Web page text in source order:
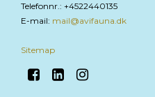
Telefonnr.: +4522440135
E-mail: mail@avifauna.dk
Sitemap